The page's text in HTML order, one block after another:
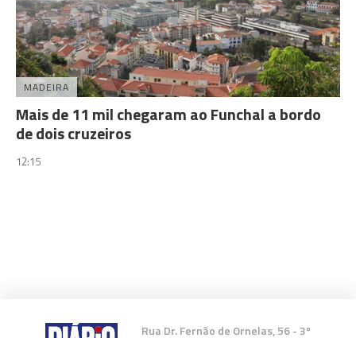
MADEIRA
Mais de 11 mil chegaram ao Funchal a bordo
de dois cruzeiros
12:15
Rua Dr. Fernão de Ornelas, 56 - 3º